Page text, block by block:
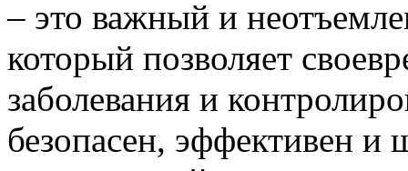
– это важный и
который позволяет
заболевания и
безопасен, эффективен и